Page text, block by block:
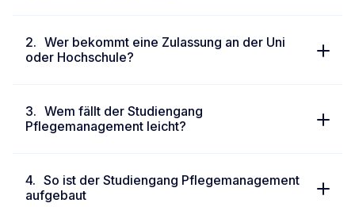
Wer bekommt eine Zulassung an der Uni
oder Hochschule?
Wem fällt der Studiengang
Pflegemanagement leicht?
So ist der Studiengang Pflegemanagement
aufgebaut